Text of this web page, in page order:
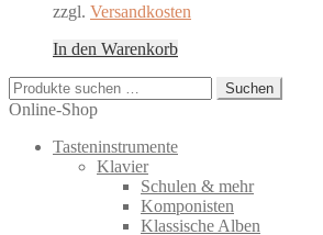
zzgl. Versandkosten
In den Warenkorb
Suchen
nach:
Suchen
Online-Shop
Tasteninstrumente
Klavier
Schulen & mehr
Komponisten
Klassische Alben